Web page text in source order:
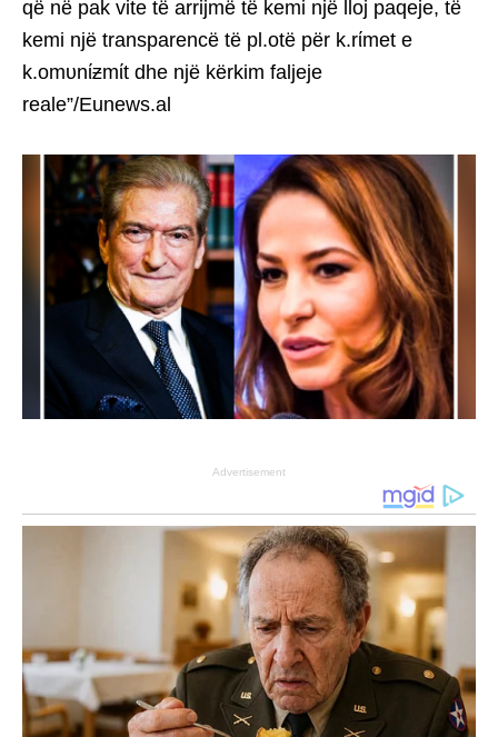
që në pak vite të arrijmë të kemi një lloj paqeje, të
kemi një transparencë të pl.otë për k.rίmet e
k.omυnίƶmίt dhe një kërkim faljeje
reale”/Eunews.al
Advertisement